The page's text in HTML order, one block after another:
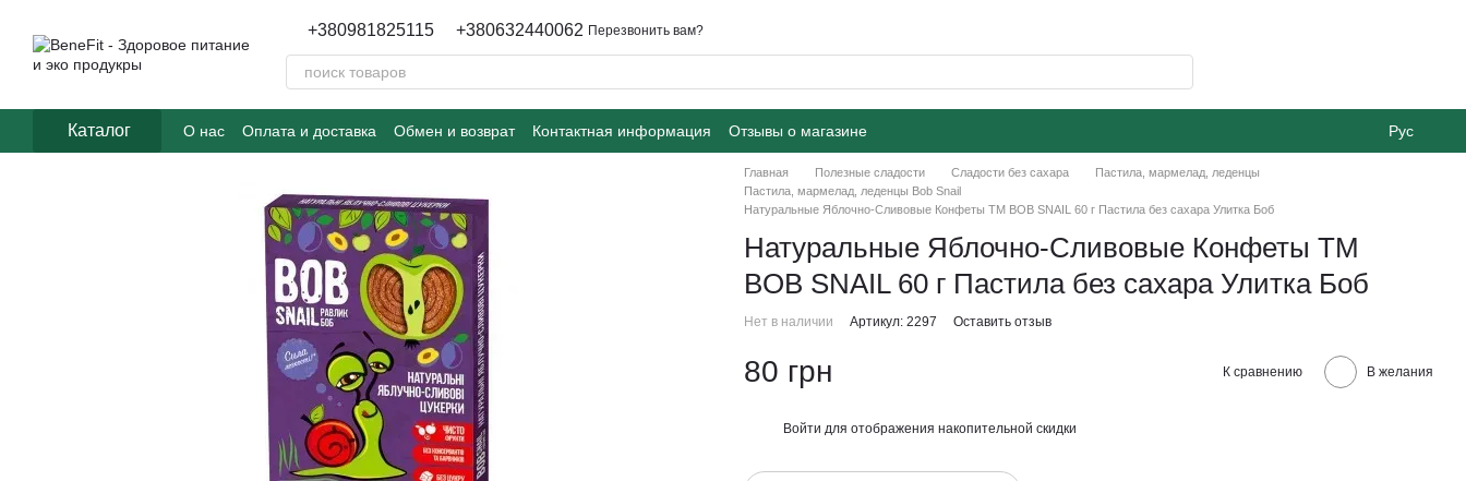
+380981825115 +380632440062 Перезвонить вам?
Каталог О нас Оплата и доставка Обмен и возврат Контактная информация Отзывы о магазине Рус
Главная Полезные сладости Сладости без сахара
Пастила, мармелад, леденцы
Пастила, мармелад, леденцы Bob Snail
Натуральные Яблочно-Сливовые Конфеты ТМ BOB SNAIL 60 г Пастила без сахара Улитка Боб
Натуральные Яблочно-Сливовые Конфеты ТМ
BOB SNAIL 60 г Пастила без сахара Улитка Боб
Нет в наличии Артикул: 2297 Оставить отзыв
80 грн К сравнению В желания
Войти для отображения накопительной скидки